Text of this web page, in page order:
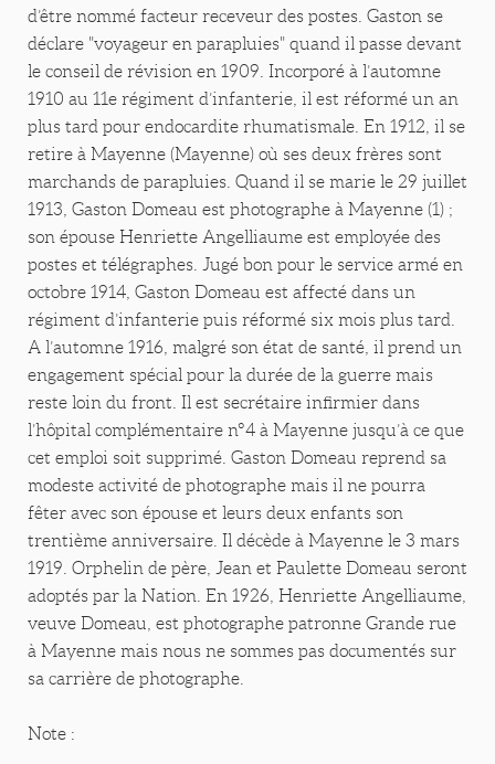
d’être nommé facteur receveur des postes. Gaston se
déclare "voyageur en parapluies" quand il passe devant
le conseil de révision en 1909. Incorporé à l’automne
1910 au 11e régiment d’infanterie, il est réformé un an
plus tard pour endocardite rhumatismale. En 1912, il se
retire à Mayenne (Mayenne) où ses deux frères sont
marchands de parapluies. Quand il se marie le 29 juillet
1913, Gaston Domeau est photographe à Mayenne (1) ;
son épouse Henriette Angelliaume est employée des
postes et télégraphes. Jugé bon pour le service armé en
octobre 1914, Gaston Domeau est affecté dans un
régiment d’infanterie puis réformé six mois plus tard.
A l’automne 1916, malgré son état de santé, il prend un
engagement spécial pour la durée de la guerre mais
reste loin du front. Il est secrétaire infirmier dans
l’hôpital complémentaire n°4 à Mayenne jusqu’à ce que
cet emploi soit supprimé. Gaston Domeau reprend sa
modeste activité de photographe mais il ne pourra
fêter avec son épouse et leurs deux enfants son
trentième anniversaire. Il décède à Mayenne le 3 mars
1919. Orphelin de père, Jean et Paulette Domeau seront
adoptés par la Nation. En 1926, Henriette Angelliaume,
veuve Domeau, est photographe patronne Grande rue
à Mayenne mais nous ne sommes pas documentés sur
sa carrière de photographe.
Note :